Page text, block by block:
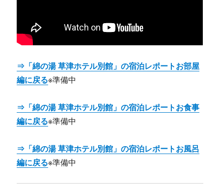
⇒「綿の湯 草津ホテル別館」の宿泊レポートお部屋
編に戻る※準備中
⇒「綿の湯 草津ホテル別館」の宿泊レポートお食事
編に戻る※準備中
⇒「綿の湯 草津ホテル別館」の宿泊レポートお風呂
編に戻る※準備中